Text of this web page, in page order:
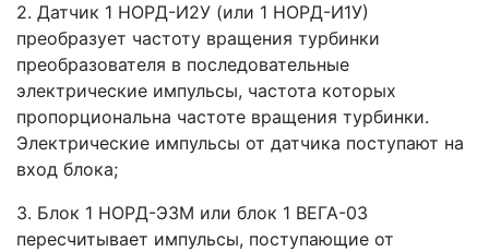
2. Датчик 1 НОРД-И2У (или 1 НОРД-И1У)
преобразует частоту вращения турбинки
преобразователя в последовательные
электрические импульсы, частота которых
пропорциональна частоте вращения турбинки.
Электрические импульсы от датчика поступают на
вход блока;
3. Блок 1 НОРД-Э3М или блок 1 ВЕГА-03
пересчитывает импульсы, поступающие от